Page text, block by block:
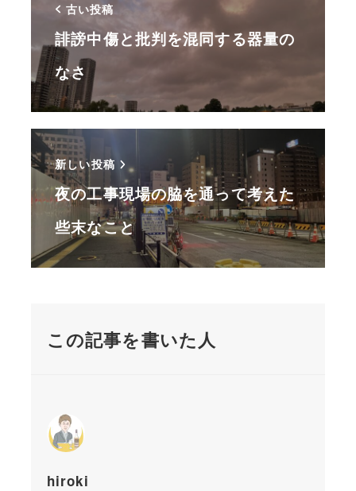
古い投稿
誹謗中傷と批判を混同する器量の
なさ
新しい投稿
夜の工事現場の脇を通って考えた
些末なこと
この記事を書いた人
hiroki